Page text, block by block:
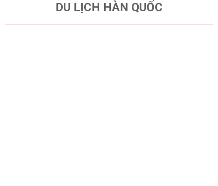
DU LỊCH HÀN QUỐC